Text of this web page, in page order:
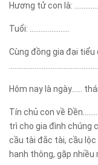
Hương tử con là:
Tuổi: ………………….
Cùng đồng gia đại
Hôm nay là ngày……
Tín chủ con về
trì cho gia đình chúng
cầu tài đắc tài, cầu lộc
hanh thông, gặp nhiều